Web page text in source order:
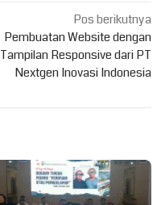
Pos berikutnya
Pembuatan Website dengan
Tampilan Responsive dari PT
Nextgen Inovasi Indonesia